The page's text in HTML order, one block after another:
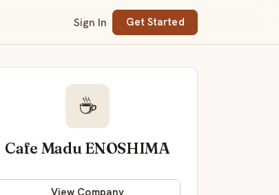
Sign In Get Started
☕
Cafe Madu ENOSHIMA
View Company